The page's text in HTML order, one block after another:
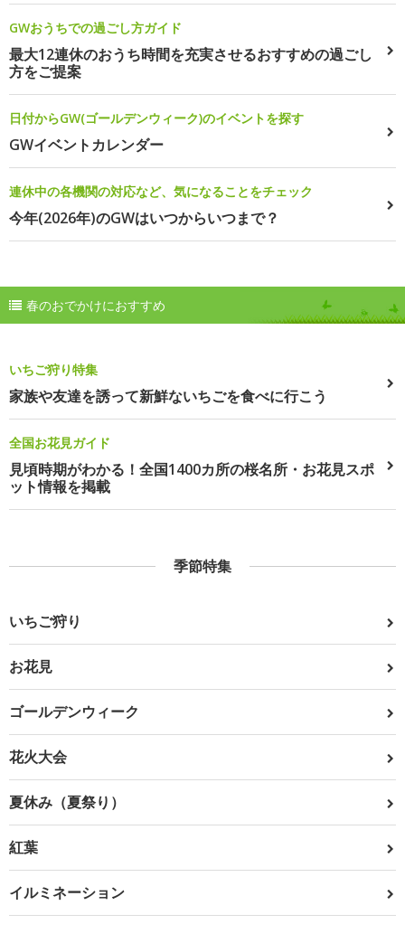
GWおうちでの過ごし方ガイド
最大12連休のおうち時間を充実させるおすすめの過ごし
方をご提案
日付からGW(ゴールデンウィーク)のイベントを探す
GWイベントカレンダー
連休中の各機関の対応など、気になることをチェック
今年(2026年)のGWはいつからいつまで？
春のおでかけにおすすめ
いちご狩り特集
家族や友達を誘って新鮮ないちごを食べに行こう
全国お花見ガイド
見頃時期がわかる！全国1400カ所の桜名所・お花見スポ
ット情報を掲載
季節特集
いちご狩り
お花見
ゴールデンウィーク
花火大会
夏休み（夏祭り）
紅葉
イルミネーション